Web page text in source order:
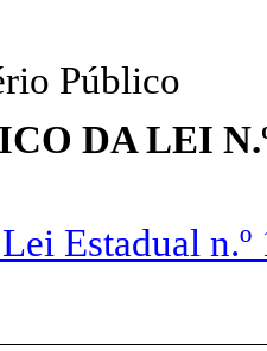
Público
DA LEI
Estadual n.º